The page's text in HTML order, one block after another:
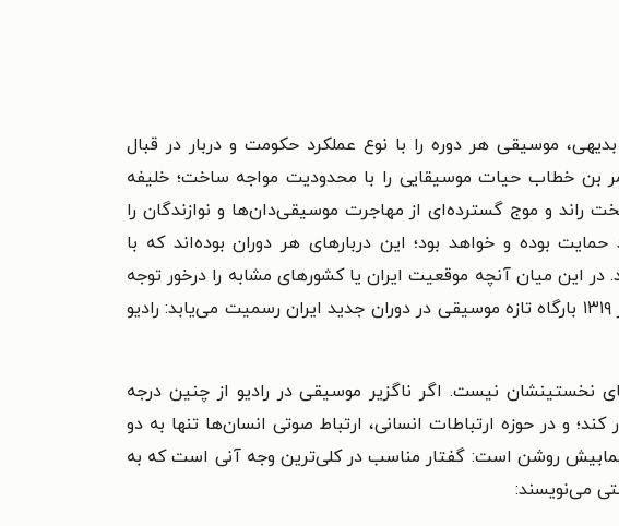
موسیقی هر دوره را با نوع عملکرد حکومت و دربار در قبال
بن خطاب حیات موسیقایی را با محدودیت مواجه ساخت؛ خلیفه
راند و موج گسترده‌ای از مهاجرت موسیقی‌دان‌ها و نوازندگان را
بوده و خواهد بود؛ این دربارهای هر دوران بوده‌اند که با
در این میان آنچه موقعیت ایران یا کشورهای مشابه را درخور توجه
می‌کند آن است که یکباره مرکز ثقل حیات رسمی موسیقایی از دربار به رادیو منتقل می‌شود! باری، از ۱۳۱۹ بارگاه تازه موسیقی در دوران جدید ایران رسمیت می‌یابد: رادیو
نخستینشان نیست. اگر ناگزیر موسیقی در رادیو از چنین درجه
و در حوزه ارتباطات انسانی، ارتباط صوتی انسان‌ها تنها به دو
کمابیش روشن است: گفتار مناسب در کلی‌ترین وجه آنی است که به
می‌نویسند: